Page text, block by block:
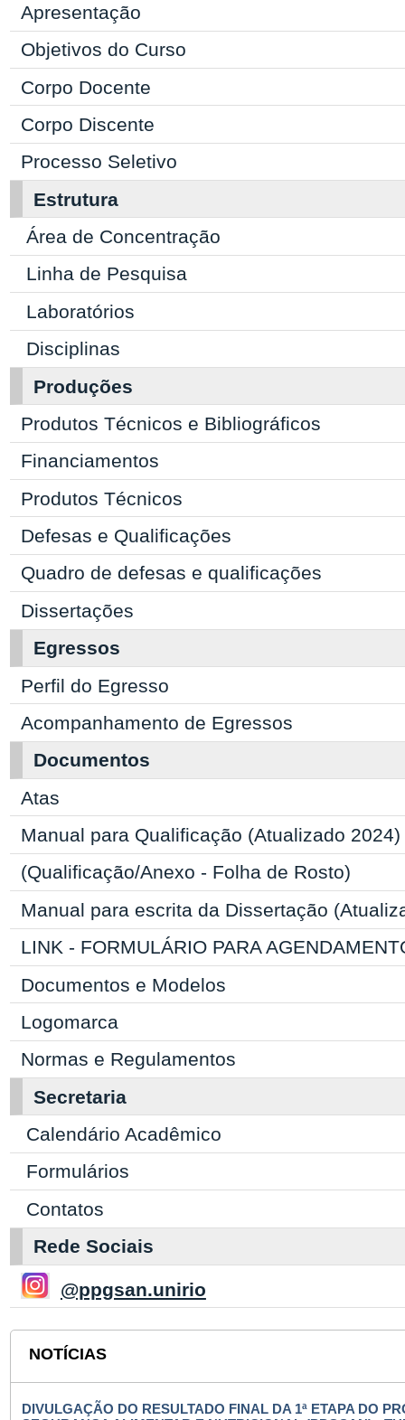
Apresentação
Objetivos do Curso
Corpo Docente
Corpo Discente
Processo Seletivo
Estrutura
Área de Concentração
Linha de Pesquisa
Laboratórios
Disciplinas
Produções
Produtos Técnicos e Bibliográficos
Financiamentos
Produtos Técnicos
Defesas e Qualificações
Quadro de defesas e qualificações
Dissertações
Egressos
Perfil do Egresso
Acompanhamento de Egressos
Documentos
Atas
Manual para Qualificação (Atualizado 2024)
(Qualificação/Anexo - Folha de Rosto)
Manual para escrita da Dissertação
LINK - FORMULÁRIO PARA
Documentos e Modelos
Logomarca
Normas e Regulamentos
Secretaria
Calendário Acadêmico
Formulários
Contatos
Rede Sociais
@ppgsan.unirio
NOTÍCIAS
DIVULGAÇÃO DO RESULTADO FINAL DA 1ª ETAPA DO